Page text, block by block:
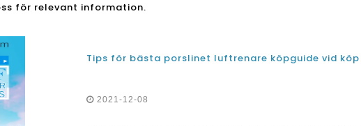
för relevant information.
2021-12-08